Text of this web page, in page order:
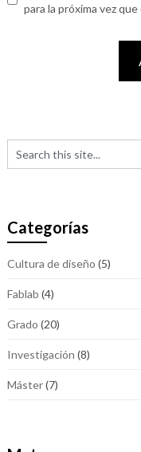
para la próxima vez
Categorías
Cultura de diseño (5)
Fablab (4)
Grado (20)
Investigación (8)
Máster(7)